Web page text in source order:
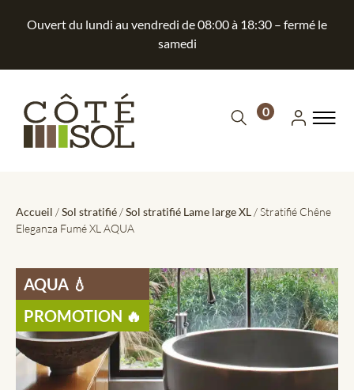
Ouvert du lundi au vendredi de 08:00 à 18:30 – fermé le
samedi
0
Accueil /Sol stratifié /Sol stratifié Lame large XL / Stratifié Chêne
Eleganza Fumé XL AQUA
AQUA 💧
PROMOTION 🔥